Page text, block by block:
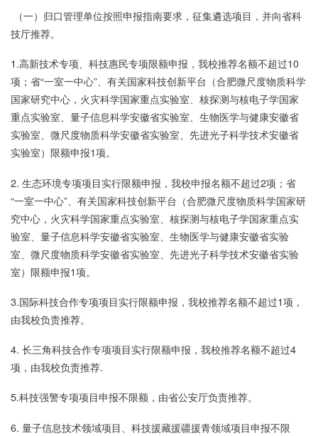
（一）归口管理单位按照申报指南要求，征集遴选项目，并向省科
技厅推荐。
1.高新技术专项、科技惠民专项限额申报，我校推荐名额不超过10
项；省“一室一中心”、有关国家科技创新平台（合肥微尺度物质科学
国家研究中心，火灾科学国家重点实验室、核探测与核电子学国家
重点实验室、量子信息科学安徽省实验室、生物医学与健康安徽省
实验室、微尺度物质科学安徽省实验室、先进光子科学技术安徽省
实验室）限额申报1项。
2. 生态环境专项项目实行限额申报，我校申报名额不超过2项；省
“一室一中心”、有关国家科技创新平台（合肥微尺度物质科学国家研
究中心，火灾科学国家重点实验室、核探测与核电子学国家重点实
验室、量子信息科学安徽省实验室、生物医学与健康安徽省实验
室、微尺度物质科学安徽省实验室、先进光子科学技术安徽省实验
室）限额申报1项。
3.国际科技合作专项项目实行限额申报，我校推荐名额不超过1项，
由我校负责推荐。
4. 长三角科技合作专项项目实行限额申报，我校推荐名额不超过4
项，由我校负责推荐.
5.科技强警专项项目申报不限额，由省公安厅负责推荐。
6. 量子信息技术领域项目、科技援藏援疆援青领域项目申报不限